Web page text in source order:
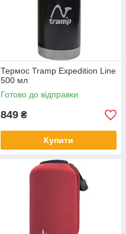
Термос Tramp Expedition Line
500 мл
Готово до відправки
849 ₴
Купити